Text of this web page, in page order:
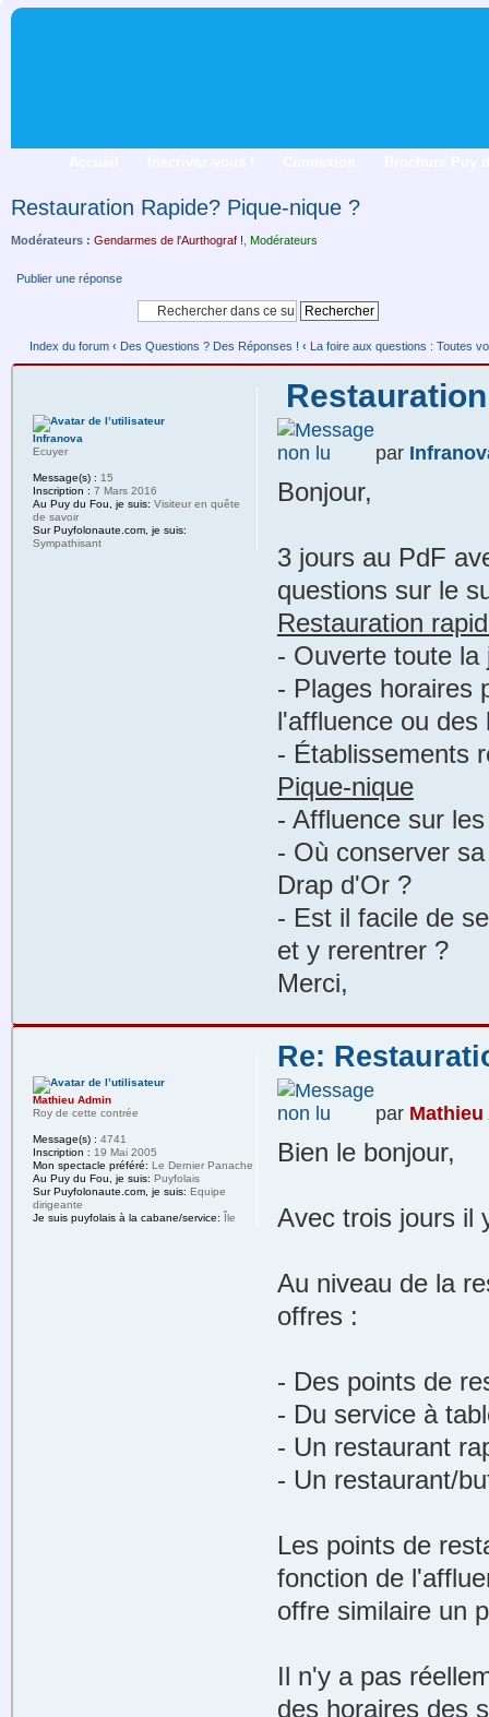
Restauration Rapide? Pique-nique ?
Modérateurs : Gendarmes de l'Aurthograf ! Modérateurs
Publier une réponse
Index du forum ‹ Des Questions ? Des Réponses ! ‹ La foire aux questions : Toutes
par
Bonjour,
3 jours au PdF
questions sur le
Restauration
- Ouverte toute la
- Plages horaires
l'affluence ou des
- Établissements
Pique-nique
- Affluence sur
- Où conserver
Drap d'Or ?
- Est il facile de
et y rerentrer ?
Merci,
Infranova
Ecuyer
Message(s) : 15
Inscription : 7 Mars 2016
Au Puy du Fou, je suis: Visiteur en quête
de savoir
Sur Puyfolonaute.com, je suis:
Sympathisant
Re:
par
Bien le bonjour,
Avec trois jours il
Au niveau de la
offres :
- Des points de
- Du service à
- Un restaurant
- Un restaurant/
Les points de
fonction de
offre similaire un
Il n'y a pas
des horaires des
Mathieu Admin
Roy de cette contrée
Message(s) : 4741
Inscription : 19 Mai 2005
Mon spectacle préféré: Le Dernier Panache
Au Puy du Fou, je suis: Puyfolais
Sur Puyfolonaute.com, je suis: Equipe
dirigeante
Je suis puyfolais à la cabane/service: Île